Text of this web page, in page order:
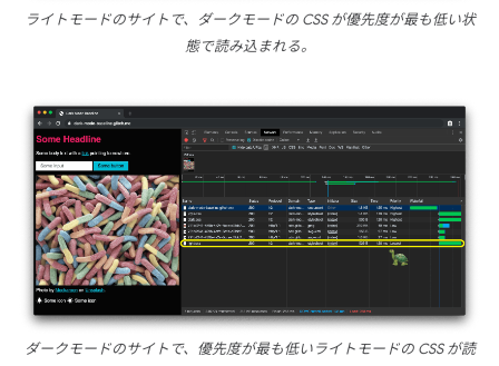
ライトモードのサイトで、ダークモードの CSS が優先度が最も低い状
態で読み込まれる。
ダークモードのサイトで、優先度が最も低いライトモードの CSS が読